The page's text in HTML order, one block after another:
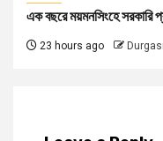
এক বছরে ময়মনসিংহে সরকারি
23 hours ago